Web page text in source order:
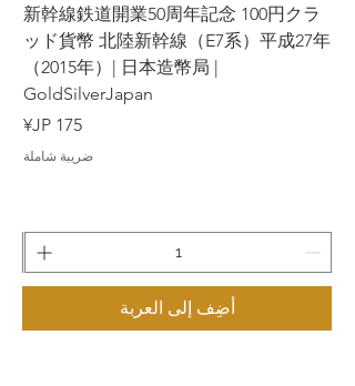
新幹線鉄道開業50周年記念 100円クラ
ッド貨幣 北陸新幹線（E7系）平成27年
（2015年）| 日本造幣局 |
GoldSilverJapan
السعر
ضريبة شاملة
أضِف إلى العربة